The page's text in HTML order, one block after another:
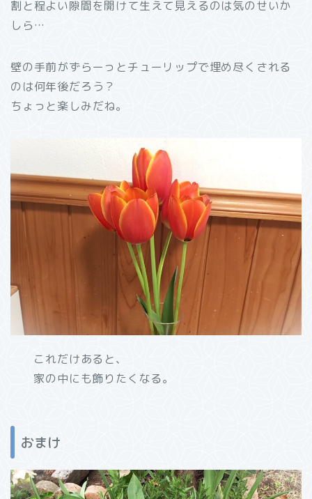
割と程よい隙間を開けて生えて見えるのは気のせいか
しら…
壁の手前がずらーっとチューリップで埋め尽くされる
のは何年後だろう？
ちょっと楽しみだね。
これだけあると、
家の中にも飾りたくなる。
おまけ